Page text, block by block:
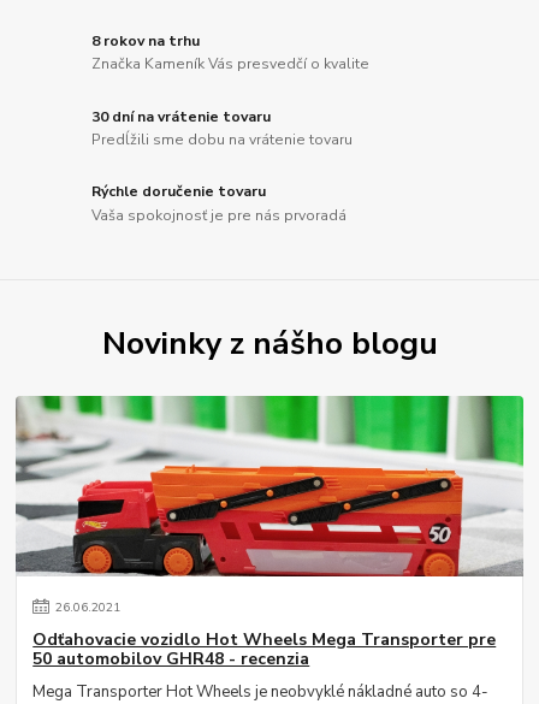
8 rokov na trhu
Značka Kameník Vás presvedčí o kvalite
30 dní na vrátenie tovaru
Predĺžili sme dobu na vrátenie tovaru
Rýchle doručenie tovaru
Vaša spokojnosť je pre nás prvoradá
Novinky z nášho blogu
26.06.2021
Odťahovacie vozidlo Hot Wheels Mega Transporter pre
50 automobilov GHR48 - recenzia
Mega Transporter Hot Wheels je neobvyklé nákladné auto so 4-